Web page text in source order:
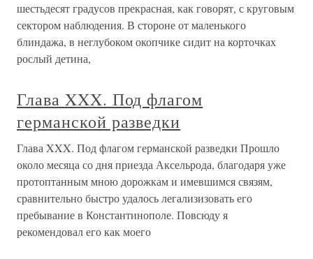
шестьдесят градусов прекрасная, как говорят, с круговым
сектором наблюдения. В стороне от маленького
блиндажа, в неглубоком окопчике сидит на корточках
рослый детина,
Глава XXX. Под флагом
германской разведки
Глава XXX. Под флагом германской разведки Прошло
около месяца со дня приезда Аксельрода, благодаря уже
протоптанным мною дорожкам и имевшимся связям,
сравнительно быстро удалось легализизовать его
пребывание в Константинополе. Повсюду я
рекомендовал его как моего